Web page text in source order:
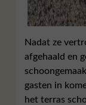
Nadat ze
afgehaald en
gasten in
het terras